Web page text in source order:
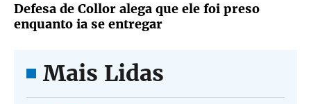
Defesa de Collor alega que ele foi preso
enquanto ia se entregar
Mais Lidas